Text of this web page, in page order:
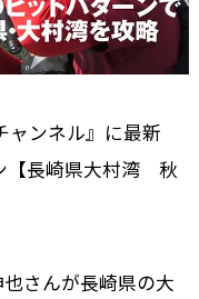
ャンネル』に最新
【長崎県大村湾 秋
さんが長崎県の大